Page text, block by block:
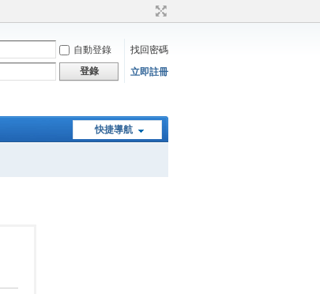
自動登錄
找回密碼
登錄 立即註冊
快捷導航